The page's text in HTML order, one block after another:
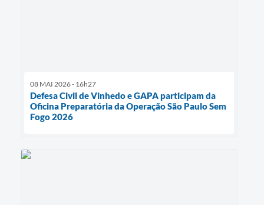
08 MAI 2026 - 16h27
Defesa Civil de Vinhedo e GAPA participam da
Oficina Preparatória da Operação São Paulo Sem
Fogo 2026